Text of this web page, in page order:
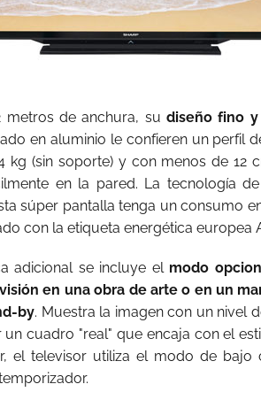
metros de anchura, su diseño fino
en aluminio le confieren un perfil
kg (sin soporte) y con menos de 12
en la pared. La tecnología
súper pantalla tenga un consumo
con la etiqueta energética europea
adicional se incluye el modo
en una obra de arte o en un
by. Muestra la imagen con un nivel
cuadro "real" que encaja con el
el televisor utiliza el modo de bajo